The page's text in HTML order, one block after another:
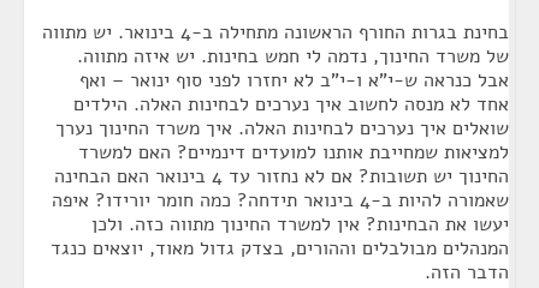
בחינת בגרות החורף הראשונה מתחילה ב-4 בינואר. יש מתווה
של משרד החינוך, נדמה לי חמש בחינות. יש איזה מתווה.
אבל כנראה ש-י"א ו-י"ב לא יחזרו לפני סוף ינואר – ואף
אחד לא מנסה לחשוב איך נערכים לבחינות האלה. הילדים
שואלים איך נערכים לבחינות האלה. איך משרד החינוך נערך
למציאות שמחייבת אותנו למועדים דינמיים? האם למשרד
החינוך יש תשובות? אם לא נחזור עד 4 בינואר האם הבחינה
שאמורה להיות ב-4 בינואר תידחה? כמה חומר יורידו? איפה
יעשו את הבחינות? אין למשרד החינוך מתווה כזה. ולכן
המנהלים מבולבלים וההורים, בצדק גדול מאוד, יוצאים כנגד
הדבר הזה.